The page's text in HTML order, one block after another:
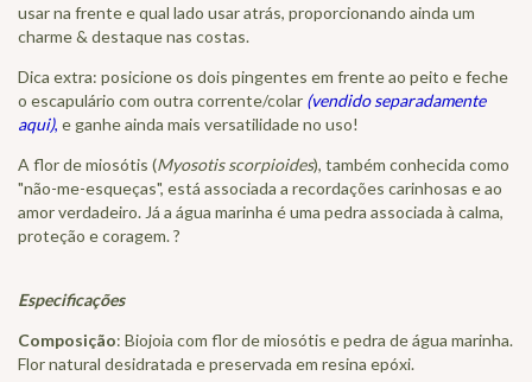
usar na frente e qual lado usar atrás, proporcionando ainda um
charme & destaque nas costas.
Dica extra: posicione os dois pingentes em frente ao peito e feche
o escapulário com outra corrente/colar (vendido separadamente
aqui), e ganhe ainda mais versatilidade no uso!
A flor de miosótis (Myosotis scorpioides), também conhecida como
"não-me-esqueças", está associada a recordações carinhosas e ao
amor verdadeiro. Já a água marinha é uma pedra associada à calma,
proteção e coragem. ?
Especificações
Composição: Biojoia com flor de miosótis e pedra de água marinha.
Flor natural desidratada e preservada em resina epóxi.